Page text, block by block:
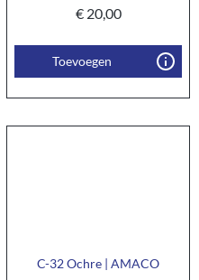
€20,00
Toevoegen
C-32 Ochre | AMACO